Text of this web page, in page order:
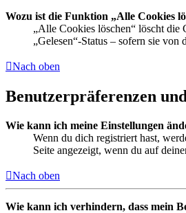
Wozu ist die Funktion „Alle Cookies
„Alle Cookies löschen“ löscht die
„Gelesen“-Status – sofern sie
Nach oben
Benutzerpräferenzen
Wie kann ich meine Einstellungen
Wenn du dich registriert hast,
Seite angezeigt, wenn du auf
Nach oben
Wie kann ich verhindern, dass mein